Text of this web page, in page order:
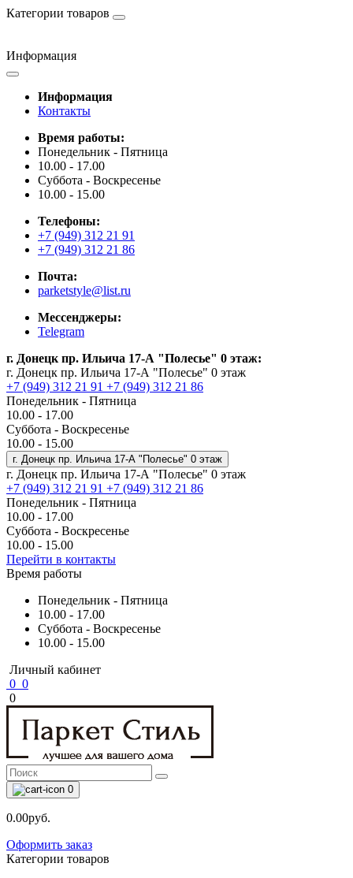
Категории товаров
Информация
Информация
Контакты
Время работы:
Понедельник - Пятница
10.00 - 17.00
Суббота - Воскресенье
10.00 - 15.00
Телефоны:
+7 (949) 312 21 91
+7 (949) 312 21 86
Почта:
parketstyle@list.ru
Мессенджеры:
Telegram
г. Донецк пр. Ильича 17-А "Полесье" 0 этаж:
г. Донецк пр. Ильича 17-А "Полесье" 0 этаж
+7 (949) 312 21 91 +7 (949) 312 21 86
Понедельник - Пятница
10.00 - 17.00
Суббота - Воскресенье
10.00 - 15.00
г. Донецк пр. Ильича 17-А "Полесье" 0 этаж
г. Донецк пр. Ильича 17-А "Полесье" 0 этаж
+7 (949) 312 21 91 +7 (949) 312 21 86
Понедельник - Пятница
10.00 - 17.00
Суббота - Воскресенье
10.00 - 15.00
Перейти в контакты
Время работы
Понедельник - Пятница
10.00 - 17.00
Суббота - Воскресенье
10.00 - 15.00
Личный кабинет
0 0
0
0
0.00руб.
Оформить заказ
Категории товаров